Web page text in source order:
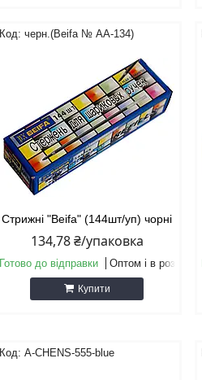
черн.(Beifa № АА-134)
Стрижні "Beifa" (144шт/уп) чорні
134,78 ₴/упаковка
Готово до відправки Оптом і в роздріб
Купити
A-CHENS-555-blue